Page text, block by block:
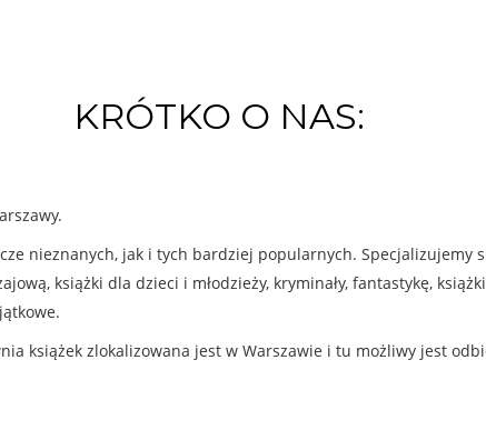
KRÓTKO O NAS:
nieznanych, jak i tych bardziej popularnych. Specjalizujemy
książki dla dzieci i młodzieży, kryminały, fantastykę,
książek zlokalizowana jest w Warszawie i tu możliwy jest